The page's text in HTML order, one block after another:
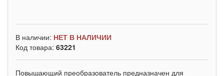
В наличии: НЕТ В НАЛИЧИИ
Код товара: 63221
Повышающий преобразователь предназначен для